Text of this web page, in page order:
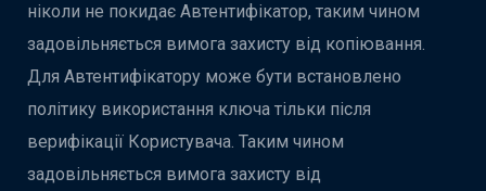
ніколи не покидає Автентифікатор, таким чином
задовільняється вимога захисту від копіювання.
Для Автентифікатору може бути встановлено
політику використання ключа тільки після
верифікації Користувача. Таким чином
задовільняється вимога захисту від